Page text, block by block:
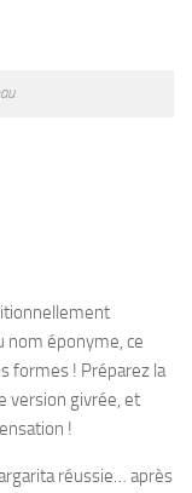
nom éponyme, ce
formes ! Préparez la
version givrée, et
!
réussie… après